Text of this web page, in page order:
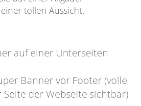
tollen Aussicht.
auf einer Unterseiten
Banner vor Footer (volle
der Webseite sichtbar)